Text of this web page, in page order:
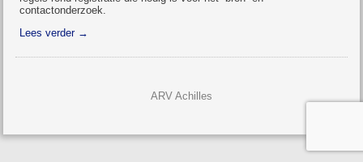
contactonderzoek.
Lees verder →
ARV Achilles